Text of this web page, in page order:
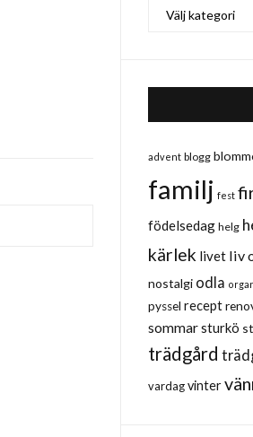
advent blogg
familj fest
födelsedag helg
kärlek livet liv
nostalgi odla
pyssel recept
sommarsturkö
trädgård
vardag vinter